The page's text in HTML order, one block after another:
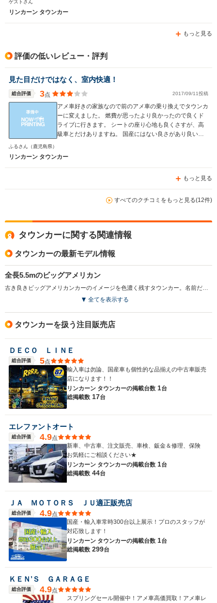
ゲストさん
リンカーン タウンカー
もっと見る
評価の低いレビュー・評判
見た目だけではなく、室内快適！
総合評価 3点 2017/09/11投稿
アメ車好きの家族なので前のアメ車の乗り換えでタウンカ
ーに変えました。 燃費が思ったより良かったので良くド
ライブに行きます。 シートの座り心地も良くさすが、高
級車とだけありますね。 国産にはない良さがあり良いで
適に過ごせます。 後ろもゆったりとしていて楽に過ごせ
もちろん家電も乗ってしまうのでその面では良いと思いま
す。 ですが、故障を考えると遠出は怖いですね。
ふるさん （鹿児島県）
リンカーン タウンカー
もっと見る
すべてのクチコミをもっと見る(12件)
タウンカーに関する関連情報
タウンカーの最新モデル情報
全長5.5mのビッグアメリカン
全てを表示する
タウンカーを扱う注目販売店
ＤＥＣＯ ＬＩＮＥ
総合評価 5点
輸入車は勿論、国産車も個性的な品揃えの中古車販売
店になります！！
リンカーン タウンカーの掲載台数 1台
総掲載数 17台
エレファントオート
総合評価 4.9点
新車、中古車、注文販売、車検、鈑金＆修理、保険
お気軽にご相談ください★
リンカーン タウンカーの掲載台数 1台
総掲載数 44台
ＪＡ ＭＯＴＯＲＳ ＪＵ適正販売店
総合評価 4.9点
国産・輸入車常時300台以上展示！プロのスタッフが
対応致します！
リンカーン タウンカーの掲載台数 1台
総掲載数 299台
ＫＥＮ’Ｓ ＧＡＲＡＧＥ
総合評価 4.9点
スプリングセール開催中！アメ車高価買取！アメ車レ